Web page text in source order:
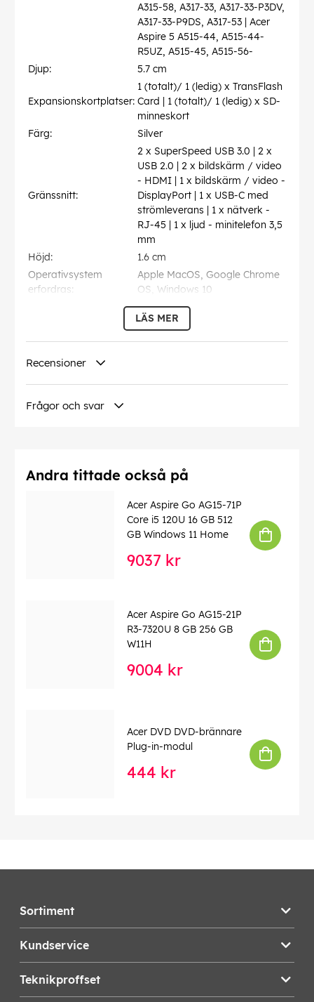
A315-58, A317-33, A317-33-P3DV,
A317-33-P9DS, A317-53 | Acer
Aspire 5 A515-44, A515-44-
R5UZ, A515-45, A515-56-
Djup:
5.7 cm
Expansionskortplatser:
1 (totalt)/ 1 (ledig) x TransFlash
Card | 1 (totalt)/ 1 (ledig) x SD-
minneskort
Färg:
Silver
Gränssnitt:
2 x SuperSpeed USB 3.0 | 2 x
USB 2.0 | 2 x bildskärm / video
- HDMI | 1 x bildskärm / video -
DisplayPort | 1 x USB-C med
strömleverans | 1 x nätverk -
RJ-45 | 1 x ljud - minitelefon 3,5
mm
Höjd:
1.6 cm
Operativsystem
erfordras:
Apple MacOS, Google Chrome
OS, Windows 10
Begränsad garanti - 2 år
Dockningsstation
Vikt:
115 g
LÄS MER
Recensioner
Frågor och svar
Andra tittade också på
Acer Aspire Go AG15-71P
Core i5 120U 16 GB 512
GB Windows 11 Home
9037 kr
Acer Aspire Go AG15-21P
R3-7320U 8 GB 256 GB
W11H
9004 kr
Acer DVD DVD-brännare
Plug-in-modul
444 kr
Sortiment
Kundservice
Teknikproffset